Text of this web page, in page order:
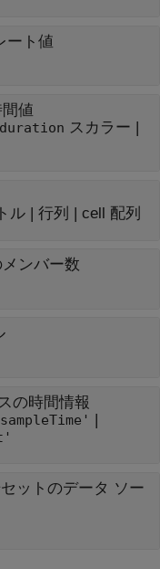
ート値
値
duration スカラー |
ル| 行列 | cell 配列
ンバー数
の時間情報
|
ットのデータ ソー